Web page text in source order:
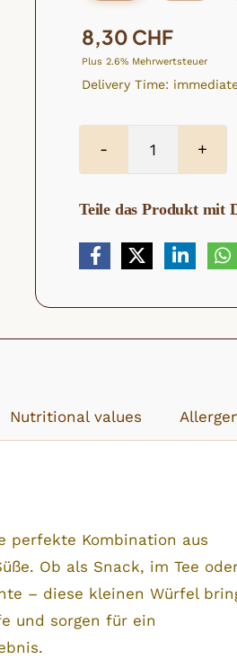
8,30 CHF
Plus 2.6% Mehrwertsteuer
Delivery Time:
Organic
chunks
quantity
Teile das Produkt mit
Nutritional values
perfekte Kombination aus
Ob als Snack, im Tee
– diese kleinen Würfel
und sorgen für ein